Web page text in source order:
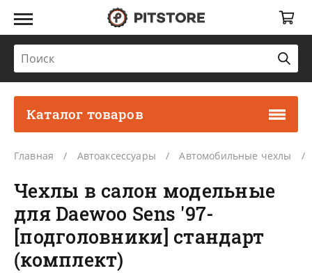
Каталог товаров
Главная Автоаксессуары Автомобильные чехлы
Чехлы в салон модельные
для Daewoo Sens '97-
[подголовники] стандарт
(комплект)